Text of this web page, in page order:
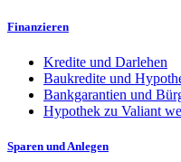
Finanzieren
Kredite und Darlehen
Baukredite und
Bankgarantien und
Hypothek zu Valiant
Sparen und Anlegen